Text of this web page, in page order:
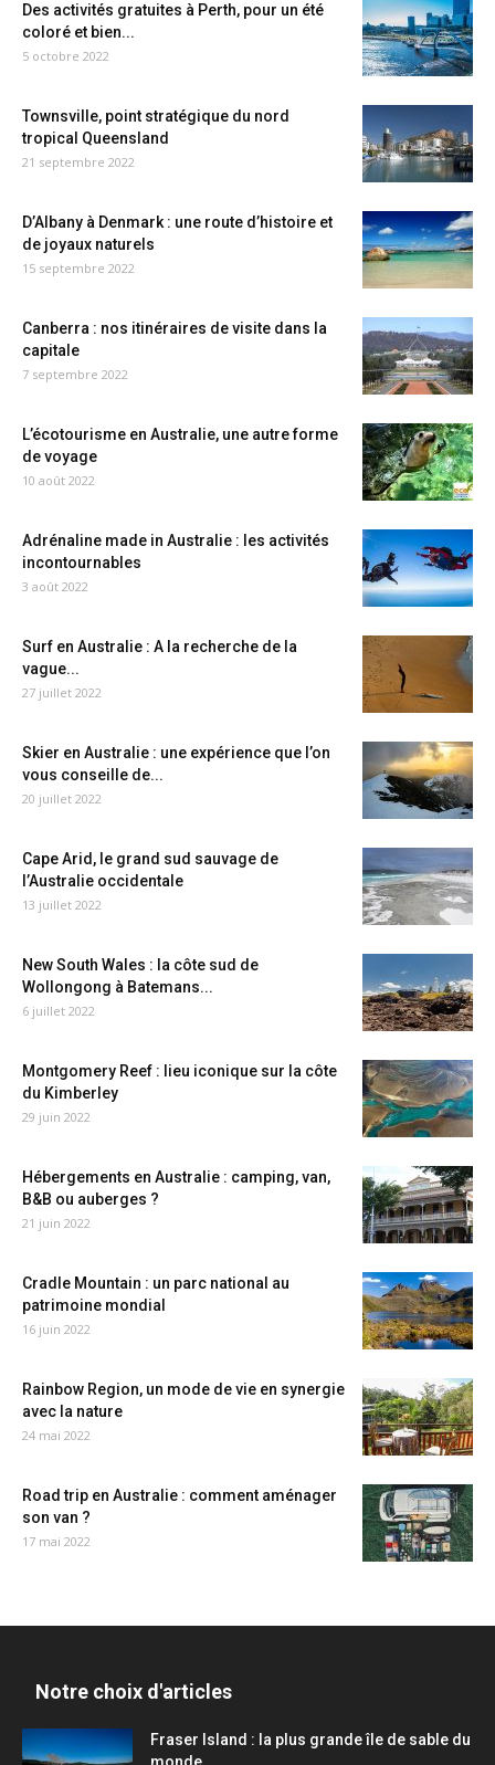
Des activités gratuites à Perth, pour un été
coloré et bien...
5 octobre 2022
Townsville, point stratégique du nord
tropical Queensland
21 septembre 2022
D’Albany à Denmark : une route d’histoire et
de joyaux naturels
15 septembre 2022
Canberra : nos itinéraires de visite dans la
capitale
7 septembre 2022
L’écotourisme en Australie, une autre forme
de voyage
10 août 2022
Adrénaline made in Australie : les activités
incontournables
3 août 2022
Surf en Australie : A la recherche de la
vague...
27 juillet 2022
Skier en Australie : une expérience que l’on
vous conseille de...
20 juillet 2022
Cape Arid, le grand sud sauvage de
l’Australie occidentale
13 juillet 2022
New South Wales : la côte sud de
Wollongong à Batemans...
6 juillet 2022
Montgomery Reef : lieu iconique sur la côte
du Kimberley
29 juin 2022
Hébergements en Australie : camping, van,
B&B ou auberges ?
21 juin 2022
Cradle Mountain : un parc national au
patrimoine mondial
16 juin 2022
Rainbow Region, un mode de vie en synergie
avec la nature
24 mai 2022
Road trip en Australie : comment aménager
son van ?
17 mai 2022
Notre choix d'articles
Fraser Island : la plus grande île de sable du